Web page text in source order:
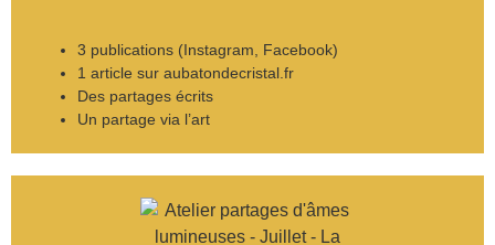
3 publications (Instagram, Facebook)
1 article sur aubatondecristal.fr
Des partages écrits
Un partage via l’art